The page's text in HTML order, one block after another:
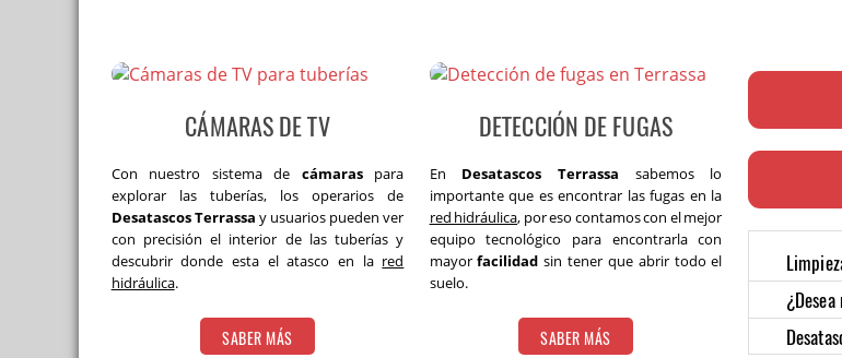
CÁMARAS DE TV
Con nuestro sistema de cámaraspara
explorar las tuberías, los operarios de
Desatascos Terrassa y usuarios pueden ver
con precisión el interior de las tuberías y
descubrir donde esta el atasco en la red
hidráulica.
SABER MÁS
DETECCIÓN DE FUGAS
En Desatascos Terrassa sabemos lo
importante que es encontrar las fugas en la
red hidráulica, por eso contamos con el mejor
equipo tecnológico para encontrarla con
mayorfacilidad sin tener que abrir todo el
suelo.
SABER MÁS